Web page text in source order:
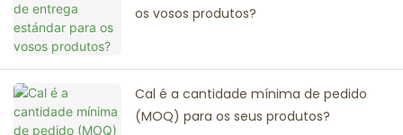
os vosos produtos?
Cal é a cantidade mínima de pedido
(MOQ) para os seus produtos?